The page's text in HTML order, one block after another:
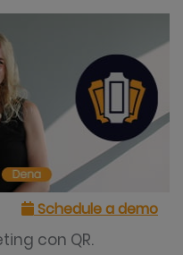
Schedule a demo
con QR.